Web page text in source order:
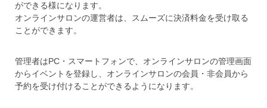
ができる様になります。
オンラインサロンの運営者は、スムーズに決済料金を受け取る
ことができます。
管理者はPC・スマートフォンで、オンラインサロンの管理画面
からイベントを登録し、オンラインサロンの会員・非会員から
予約を受け付けることができるようになります。